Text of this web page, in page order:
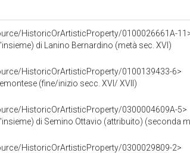
HistoricOrArtisticProperty/0100026661A-
di Lanino Bernardino (metà sec. XVI)
HistoricOrArtisticProperty/0100139433-6>
(fine/inizio secc. XVI/ XVII)
HistoricOrArtisticProperty/0300004609A-5>
di Semino Ottavio (attribuito) (seconda
HistoricOrArtisticProperty/0300029809-2>